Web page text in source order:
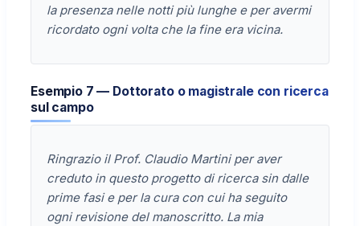
la presenza nelle notti più lunghe e per avermi
ricordato ogni volta che la fine era vicina.
Esempio 7 — Dottorato o magistrale con ricerca
sul campo
Ringrazio il Prof. Claudio Martini per aver
creduto in questo progetto di ricerca sin dalle
prime fasi e per la cura con cui ha seguito
ogni revisione del manoscritto. La mia